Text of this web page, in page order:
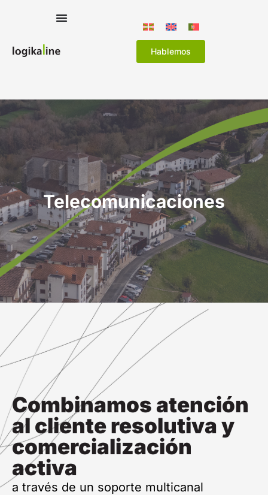
Hablemos
Telecomunicaciones
Combinamos atención
al cliente resolutiva y
comercialización
activa
a través de un soporte multicanal